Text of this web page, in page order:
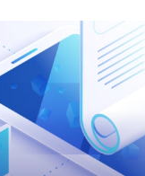
Смотреть